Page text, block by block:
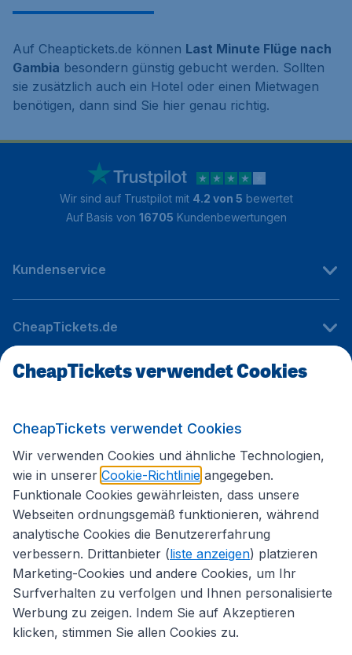
Auf Cheaptickets.de können Last Minute Flüge nach
Gambia besondern günstig gebucht werden. Sollten
sie zusätzlich auch ein Hotel oder einen Mietwagen
benötigen, dann sind Sie hier genau richtig.
Wir sind auf Trustpilot mit 4.2 von 5 bewertet
Auf Basis von 16705 Kundenbewertungen
Kundenservice
CheapTickets.de
Internationale Webseiten
Folgen Sie uns:
CheapTickets verwendet Cookies
CheapTickets verwendet Cookies
Wir verwenden Cookies und ähnliche Technologien,
wie in unserer Cookie-Richtlinie angegeben.
Funktionale Cookies gewährleisten, dass unsere
Webseiten ordnungsgemäß funktionieren, während
analytische Cookies die Benutzererfahrung
verbessern. Drittanbieter (liste anzeigen) platzieren
Marketing-Cookies und andere Cookies, um Ihr
Surfverhalten zu verfolgen und Ihnen personalisierte
Werbung zu zeigen. Indem Sie auf Akzeptieren
klicken, stimmen Sie allen Cookies zu.